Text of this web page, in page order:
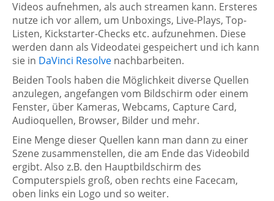
Videos aufnehmen, als auch streamen kann. Ersteres
nutze ich vor allem, um Unboxings, Live-Plays, Top-
Listen, Kickstarter-Checks etc. aufzunehmen. Diese
werden dann als Videodatei gespeichert und ich kann
sie in DaVinci Resolve nachbarbeiten.
Beiden Tools haben die Möglichkeit diverse Quellen
anzulegen, angefangen vom Bildschirm oder einem
Fenster, über Kameras, Webcams, Capture Card,
Audioquellen, Browser, Bilder und mehr.
Eine Menge dieser Quellen kann man dann zu einer
Szene zusammenstellen, die am Ende das Videobild
ergibt. Also z.B. den Hauptbildschirm des
Computerspiels groß, oben rechts eine Facecam,
oben links ein Logo und so weiter.